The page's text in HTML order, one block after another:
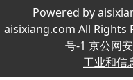
Powered by
aisixiang.com All Rights
号-1 京公网
工业和信